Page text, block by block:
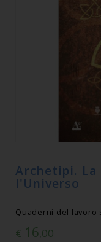
Archetipi. La
l'Universo
Quaderni del lavoro
€ 16,00